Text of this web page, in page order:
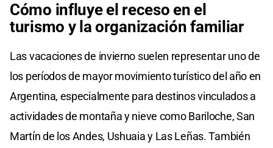
Cómo influye el receso en el
turismo y la organización familiar
Las vacaciones de invierno suelen representar uno de
los períodos de mayor movimiento turístico del año en
Argentina, especialmente para destinos vinculados a
actividades de montaña y nieve como Bariloche, San
Martín de los Andes, Ushuaia y Las Leñas. También